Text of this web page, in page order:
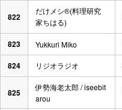
822
だけメシ®︎(料理研究
家ちはる)
823 Yukkuri Miko
824 リジオラジオ
825
伊勢海老太郎 / iseebit
arou